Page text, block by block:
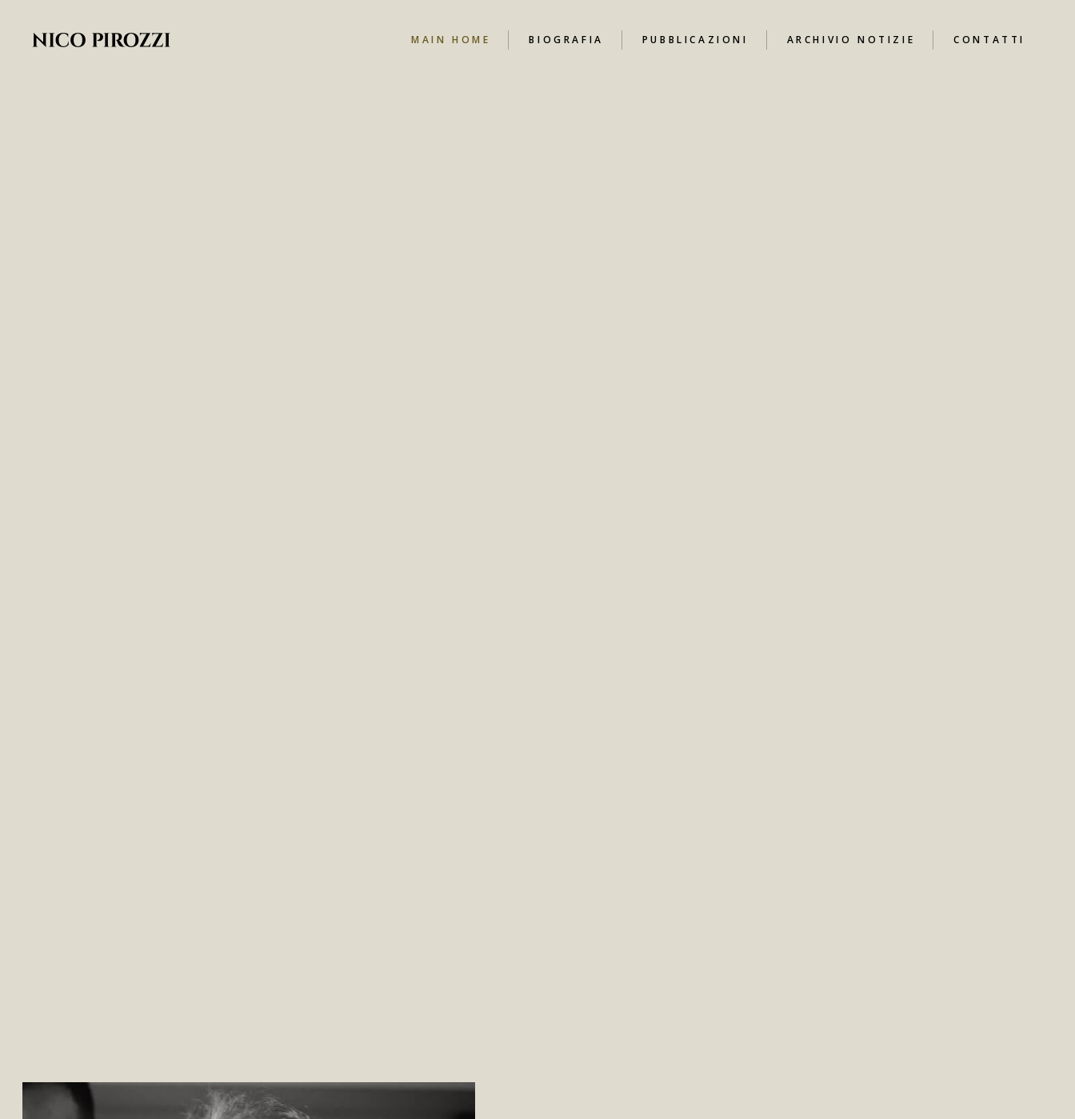
MAIN HOME BIOGRAFIA PUBBLICAZIONI ARCHIVIO NOTIZIE CONTATTI